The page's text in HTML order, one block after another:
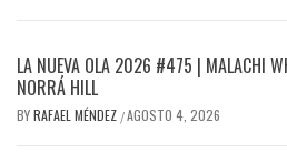
LA NUEVA OLA 2026 #475 | MALACHI
NORRÁ HILL
BYRAFAEL MÉNDEZ /AGOSTO 4, 2026